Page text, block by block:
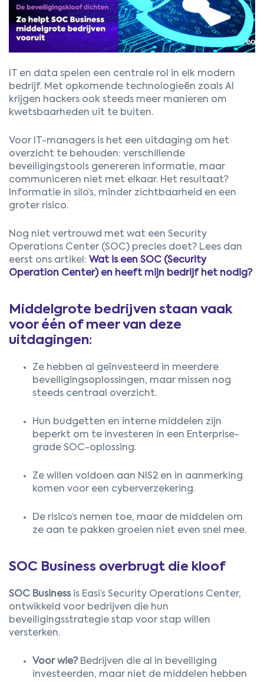
IT en data spelen een centrale rol in elk modern
bedrijf. Met opkomende technologieën zoals AI
krijgen hackers ook steeds meer manieren om
kwetsbaarheden uit te buiten.
Voor IT-managers is het een uitdaging om het
overzicht te behouden: verschillende
beveiligingstools genereren informatie, maar
communiceren niet met elkaar. Het resultaat?
Informatie in silo’s, minder zichtbaarheid en een
groter risico.
Nog niet vertrouwd met wat een Security
Operations Center (SOC) precies doet? Lees dan
eerst ons artikel: Wat is een SOC (Security
Operation Center) en heeft mijn bedrijf het nodig?
Middelgrote bedrijven staan vaak
voor één of meer van deze
uitdagingen:
Ze hebben al geïnvesteerd in meerdere
beveiligingsoplossingen, maar missen nog
steeds centraal overzicht.
Hun budgetten en interne middelen zijn
beperkt om te investeren in een Enterprise-
grade SOC-oplossing.
Ze willen voldoen aan NIS2 en in aanmerking
komen voor een cyberverzekering.
De risico’s nemen toe, maar de middelen om
ze aan te pakken groeien niet even snel mee.
SOC Business overbrugt die kloof
SOC Business is Easi’s Security Operations Center,
ontwikkeld voor bedrijven die hun
beveiligingsstrategie stap voor stap willen
versterken.
Voor wie? Bedrijven die al in beveiliging
investeerden, maar niet de middelen hebben